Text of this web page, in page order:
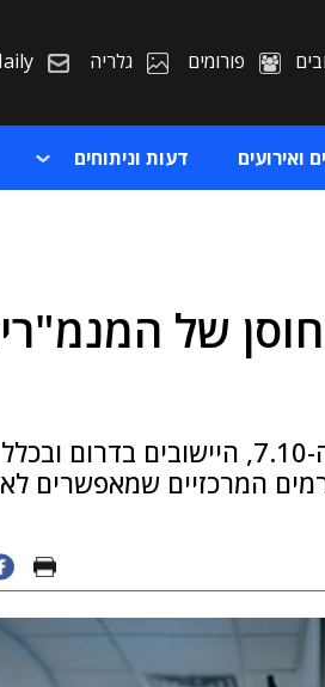
פורומים גלריה
ואירועים דעות וניתוחים
החוסן של
המנמ"רים עשו לילות כימים כדי שנפגעי ה-7.10,
המרכזיים שמאפשרים